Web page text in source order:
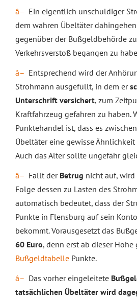
Ein eigentlich unschuldiger
dem wahren Übeltäter
gegenüber der Bußgeldbehörde
Verkehrsverstoß begangen zu
Entsprechend wird der
Strohmann ausgefüllt, in dem er
Unterschrift versichert, zum
Kraftfahrzeug gefahren zu haben.
Punktehandel ist, dass es
Übeltäter eine gewisse
Auch das Alter sollte ungefähr
Fällt der Betrug nicht auf, wird
Folge dessen zu Lasten des
automatisch bedeutet, dass der
Punkte in Flensburg auf sein
bekommt. Vorausgesetzt das
60 Euro, denn erst ab dieser
Bußgeldtabelle Punkte.
Das vorher eingeleitete
tatsächlichen Übeltäter wird